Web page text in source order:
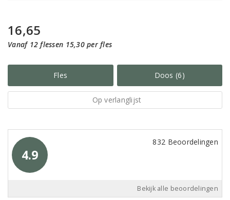
16,65
Vanaf 12 flessen 15,30 per fles
Fles Doos (6)
Op verlanglijst
4.9
832 Beoordelingen
Bekijk alle beoordelingen